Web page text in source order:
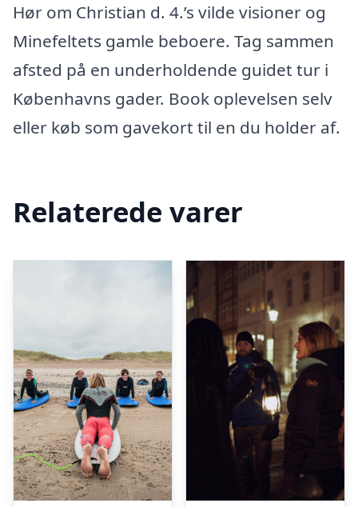
Hør om Christian d. 4.’s vilde visioner og
Minefeltets gamle beboere. Tag sammen
afsted på en underholdende guidet tur i
Københavns gader. Book oplevelsen selv
eller køb som gavekort til en du holder af.
Relaterede varer